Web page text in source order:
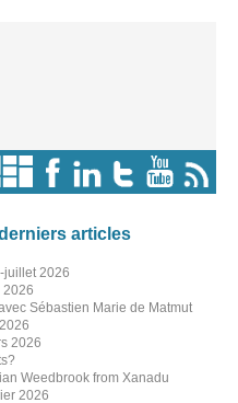
articles
juillet 2026
2026
Sébastien Marie de Matmut
2026
Weedbrook from Xanadu
2026